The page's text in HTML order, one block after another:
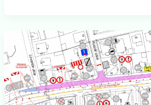
Kisnyomású
gázelosztó-
és
leágazóvezeték-
rekonstrukciós